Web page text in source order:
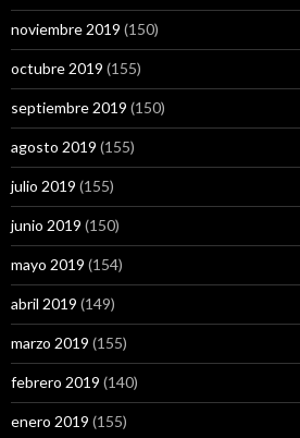
noviembre 2019 (150)
octubre 2019 (155)
septiembre 2019 (150)
agosto 2019 (155)
julio 2019 (155)
junio 2019 (150)
mayo 2019 (154)
abril 2019 (149)
marzo 2019 (155)
febrero 2019 (140)
enero 2019 (155)